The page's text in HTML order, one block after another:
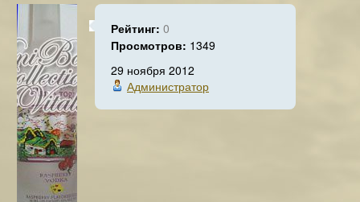
Рейтинг: 0
Просмотров: 1349
29 ноября 2012
Администратор